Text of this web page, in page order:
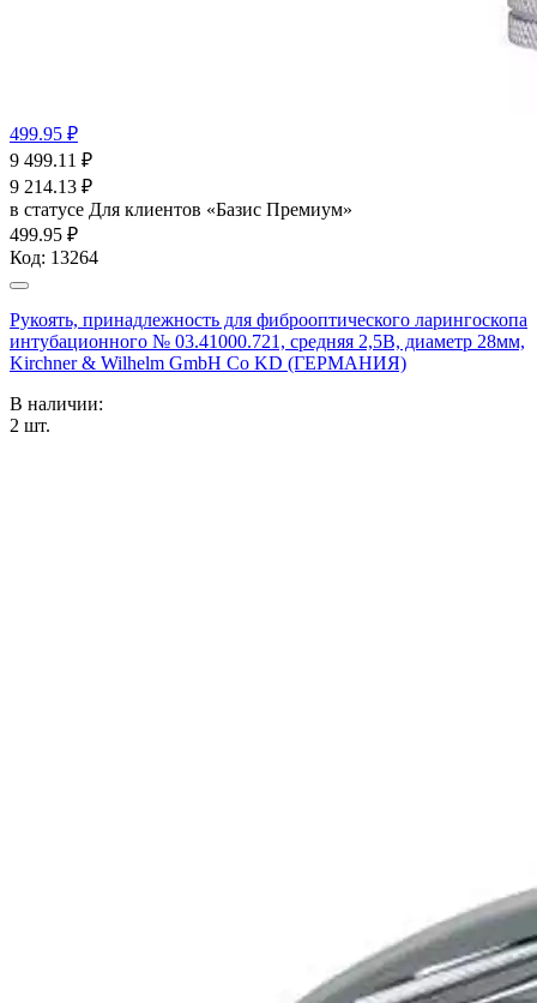
499.95 ₽
9 499.11 ₽
9 214.13 ₽
в статусе Для клиентов «Базис Премиум»
499.95 ₽
Код: 13264
Рукоять, принадлежность для фиброоптического ларингоскопа
интубационного № 03.41000.721, средняя 2,5В, диаметр 28мм,
Kirchner & Wilhelm GmbH Co KD (ГЕРМАНИЯ)
В наличии:
2 шт.